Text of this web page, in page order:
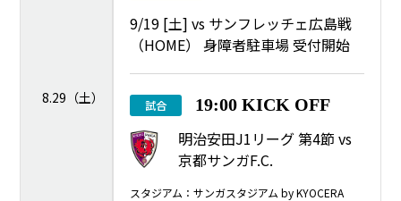
8.29（土）
9/19 [土] vs サンフレッチェ広島戦
（HOME） 身障者駐車場 受付開始
試合 19:00 KICK OFF
明治安田J1リーグ 第4節 vs
京都サンガF.C.
スタジアム：サンガスタジアム by KYOCERA